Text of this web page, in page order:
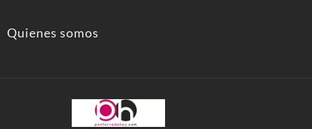
Quienes somos